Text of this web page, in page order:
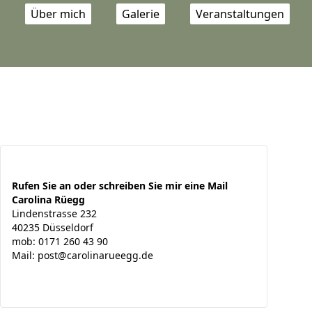
Über mich Galerie Veranstaltungen
Rufen Sie an oder schreiben Sie mir eine Mail
Carolina Rüegg
Lindenstrasse 232
40235 Düsseldorf
mob: 0171 260 43 90
Mail: post@carolinarueegg.de